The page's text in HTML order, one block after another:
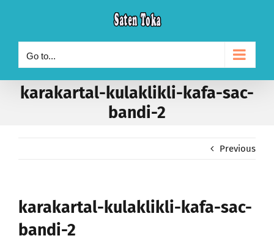
content
Go to...
karakartal-kulaklikli-kafa-sac-
bandi-2
Previous
karakartal-kulaklikli-kafa-sac-
bandi-2